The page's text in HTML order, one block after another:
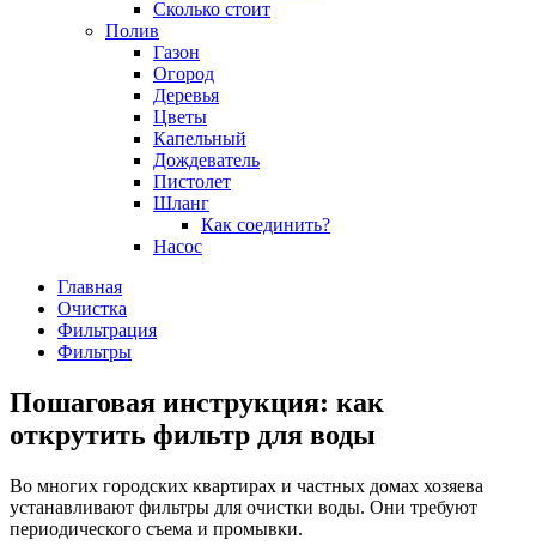
Сколько стоит
Полив
Газон
Огород
Деревья
Цветы
Капельный
Дождеватель
Пистолет
Шланг
Как соединить?
Насос
Главная
Очистка
Фильтрация
Фильтры
Пошаговая инструкция: как
открутить фильтр для воды
Во многих городских квартирах и частных домах хозяева
устанавливают фильтры для очистки воды. Они требуют
периодического съема и промывки.